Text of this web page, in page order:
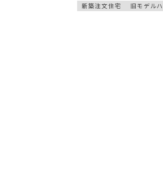
新築注文住宅 旧モデル